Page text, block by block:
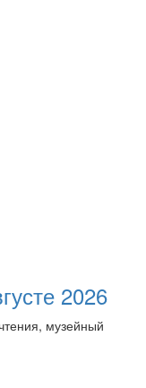
2026
музейный